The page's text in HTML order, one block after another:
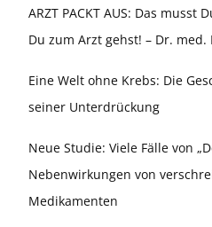
ARZT PACKT AUS: Das
Du zum Arzt gehst! – Dr.
Eine Welt ohne Krebs: Die
seiner Unterdrückung
Neue Studie: Viele Fälle von
Nebenwirkungen von
Medikamenten